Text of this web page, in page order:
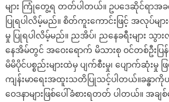
များ ကြုံတွေ့ရ တတ်ပါတယ်။ ဥပဒေဆိုင်ရာအခ
ပြုရပါလိမ့်မည်။ စိတ်ကူးကောင်းဖြင့် အလုပ်မျ
မှု ပြုရပါလိမ့်မည်။ ညအိပ်၊ ညနေခရီးများ သွ
နေအိမ်တွင် အဝေးရောက် မိသားစု ဝင်တစ်ဦး
မိမိပိုင်ပစ္စည်းများထဲမှ ပျက်စီးမှု၊ ပျောက်ဆုံးမှု
ကျန်းမာရေးအထူးသတိပြုသင့်ပါတယ်။ခန္ဓ
ဝေဒနာများဖြစ်ပေါ်ခံစားရတတ် ပါတယ်။ အခ